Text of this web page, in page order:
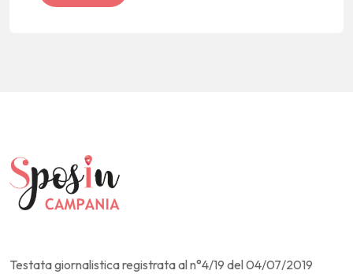
Testata giornalistica registrata al n°4/19 del 04/07/2019